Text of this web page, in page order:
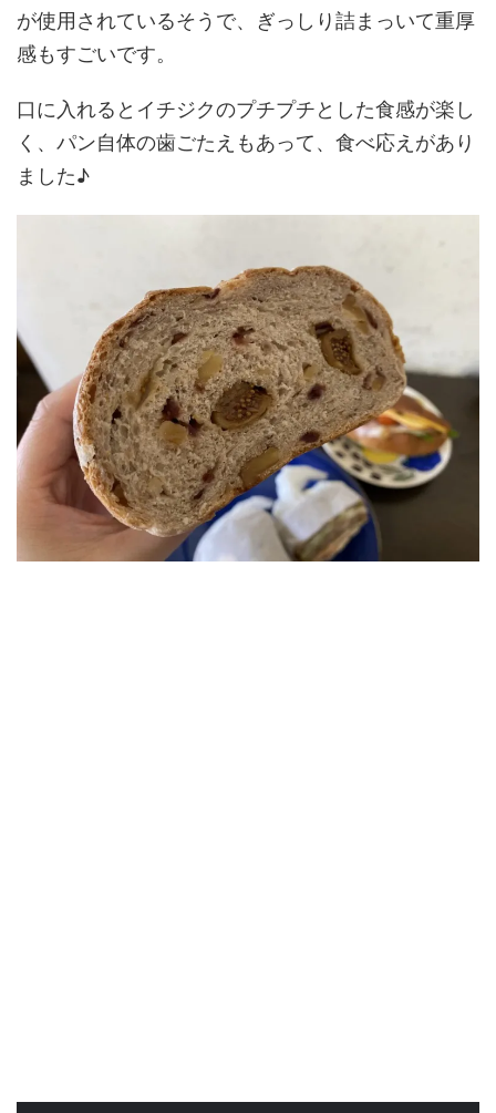
が使用されているそうで、ぎっしり詰まっいて重厚
感もすごいです。
口に入れるとイチジクのプチプチとした食感が楽し
く、パン自体の歯ごたえもあって、食べ応えがあり
ました♪